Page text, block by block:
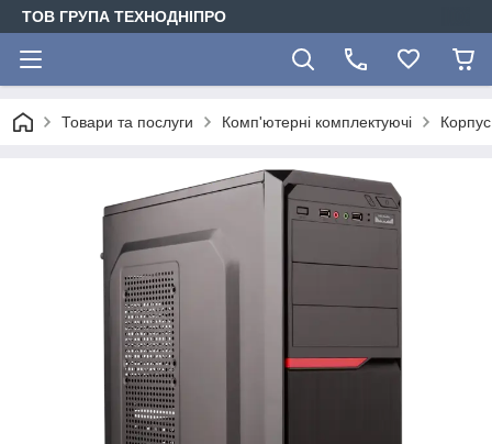
ТОВ ГРУПА ТЕХНОДНІПРО
Товари та послуги Комп'ютерні комплектуючі